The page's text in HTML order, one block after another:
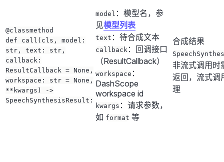
@classmethod
def call(cls, model:
str, text: str,
callback:
ResultCallback = None,
workspace: str = None,
**kwargs) ->
SpeechSynthesisResult:
model ：模型名，参
见模型列表
text ：待合成文本
callback ：回调接口
（ResultCallback）
workspace ：
DashScope
workspace id
kwargs ：请求参数，
如 format 等
合成结果
非流式调用时
返回，流式调
理